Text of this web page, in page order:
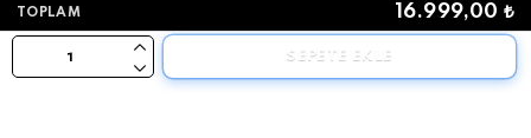
SEPETE EKLE
TOPLAM 16.999,00 ₺